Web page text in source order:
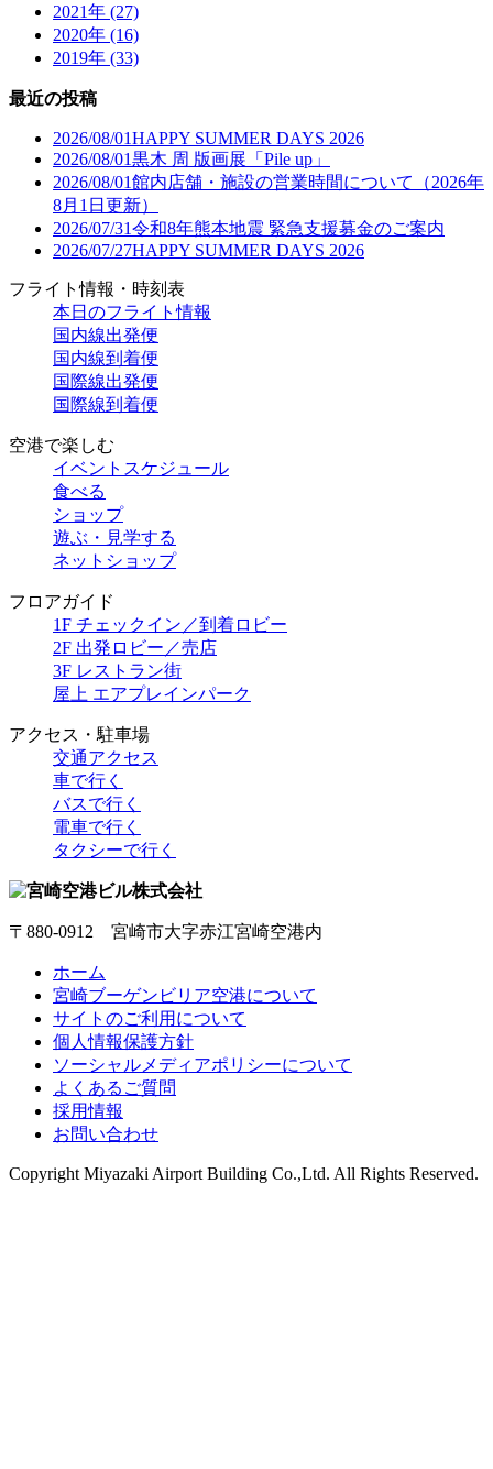
2021年 (27)
2020年 (16)
2019年 (33)
最近の投稿
2026/08/01HAPPY SUMMER DAYS 2026
2026/08/01黒木 周 版画展「Pile up」
2026/08/01館内店舗・施設の営業時間について（2026年
8月1日更新）
2026/07/31令和8年熊本地震 緊急支援募金のご案内
2026/07/27HAPPY SUMMER DAYS 2026
フライト情報・時刻表
本日のフライト情報
国内線出発便
国内線到着便
国際線出発便
国際線到着便
空港で楽しむ
イベントスケジュール
食べる
ショップ
遊ぶ・見学する
ネットショップ
フロアガイド
1F チェックイン／到着ロビー
2F 出発ロビー／売店
3F レストラン街
屋上 エアプレインパーク
アクセス・駐車場
交通アクセス
車で行く
バスで行く
電車で行く
タクシーで行く
〒880-0912 宮崎市大字赤江宮崎空港内
ホーム
宮崎ブーゲンビリア空港について
サイトのご利用について
個人情報保護方針
ソーシャルメディアポリシーについて
よくあるご質問
採用情報
お問い合わせ
Copyright Miyazaki Airport Building Co.,Ltd. All Rights Reserved.